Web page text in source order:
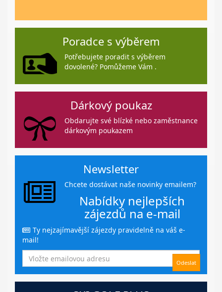
Poradce s výběrem
Potřebujete poradit s výběrem
dovolené? Pomůžeme Vám .
Dárkový poukaz
Obdarujte své blízké nebo zaměstnance
dárkovým poukazem
Newsletter
Chcete dostávat naše novinky emailem?
Nabídky nejlepších
zájezdů na e-mail
Ty nejzajímavější zájezdy pravidelně na váš e-
mail!